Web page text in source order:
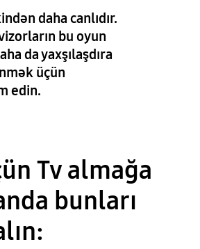
daha canlıdır.
bu oyun
da yaxşılaşdıra
üçün
edin.
Tv almağa
bunları